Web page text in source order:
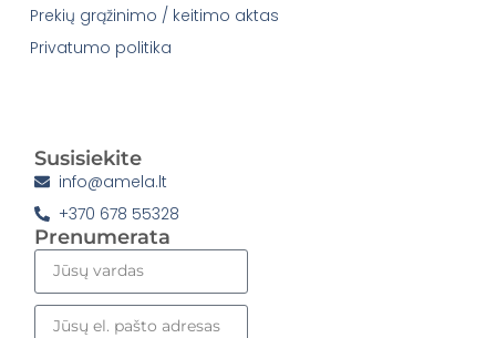
Prekių grąžinimo / keitimo aktas
Privatumo politika
Susisiekite
info@amela.lt
+370 678 55328
Prenumerata